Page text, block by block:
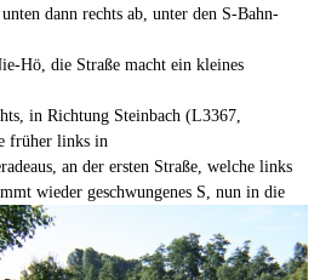
dann rechts ab, unter den S-Bahn-
Hö, die Straße macht ein kleines
in Richtung Steinbach (L3367,
früher links in
an der ersten Straße, welche links
wieder geschwungenes S, nun in die